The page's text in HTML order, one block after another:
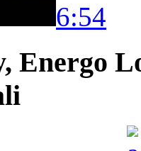
6:54
Energo